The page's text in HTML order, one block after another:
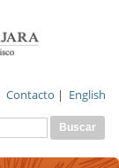
Contacto | English
de